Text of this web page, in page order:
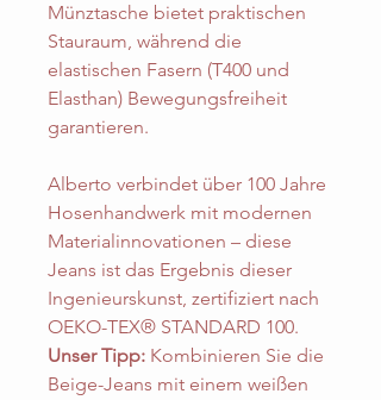
Münztasche bietet praktischen
Stauraum, während die
elastischen Fasern (T400 und
Elasthan) Bewegungsfreiheit
garantieren.
Alberto verbindet über 100 Jahre
Hosenhandwerk mit modernen
Materialinnovationen – diese
Jeans ist das Ergebnis dieser
Ingenieurskunst, zertifiziert nach
OEKO-TEX® STANDARD 100.
Unser Tipp: Kombinieren Sie die
Beige-Jeans mit einem weißen